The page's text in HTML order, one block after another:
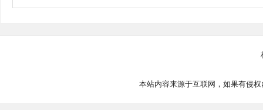
本站内容来源于互联网，如果有侵